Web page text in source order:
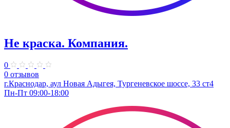
Не краска. Компания.
0
0 отзывов
г.Краснодар, аул Новая Адыгея, Тургеневское шоссе, 33 ст4
Пн-Пт 09:00-18:00